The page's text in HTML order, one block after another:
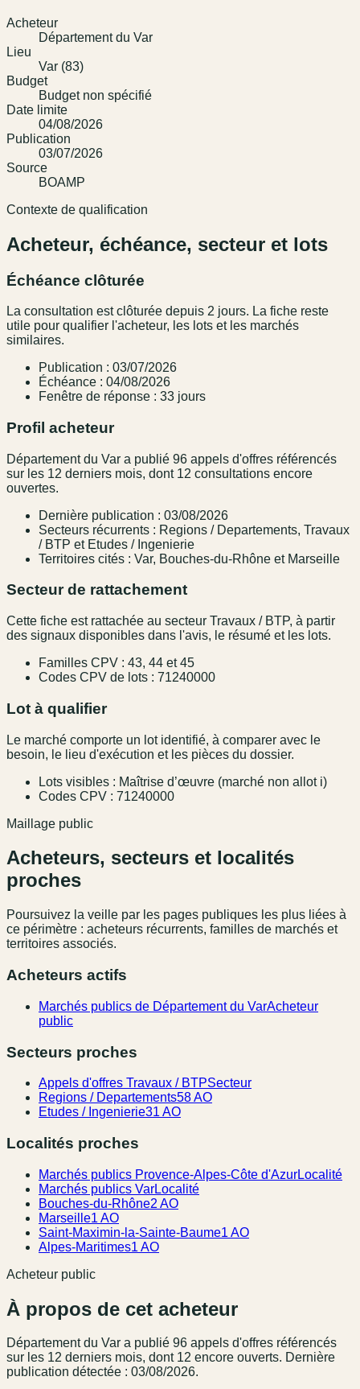
Acheteur
Département du Var
Lieu
Var (83)
Budget
Budget non spécifié
Date limite
04/08/2026
Publication
03/07/2026
Source
BOAMP
Contexte de qualification
Acheteur, échéance, secteur et lots
Échéance clôturée
La consultation est clôturée depuis 2 jours. La fiche reste
utile pour qualifier l'acheteur, les lots et les marchés
similaires.
Publication : 03/07/2026
Échéance : 04/08/2026
Fenêtre de réponse : 33 jours
Profil acheteur
Département du Var a publié 96 appels d'offres référencés
sur les 12 derniers mois, dont 12 consultations encore
ouvertes.
Dernière publication : 03/08/2026
Secteurs récurrents : Regions / Departements, Travaux
/ BTP et Etudes / Ingenierie
Territoires cités : Var, Bouches-du-Rhône et Marseille
Secteur de rattachement
Cette fiche est rattachée au secteur Travaux / BTP, à partir
des signaux disponibles dans l'avis, le résumé et les lots.
Familles CPV : 43, 44 et 45
Codes CPV de lots : 71240000
Lot à qualifier
Le marché comporte un lot identifié, à comparer avec le
besoin, le lieu d'exécution et les pièces du dossier.
Lots visibles : Maîtrise d’œuvre (marché non allot i)
Codes CPV : 71240000
Maillage public
Acheteurs, secteurs et localités
proches
Poursuivez la veille par les pages publiques les plus liées à
ce périmètre : acheteurs récurrents, familles de marchés et
territoires associés.
Acheteurs actifs
Marchés publics de Département du VarAcheteur
public
Secteurs proches
Appels d'offres Travaux / BTPSecteur
Regions / Departements58 AO
Etudes / Ingenierie31 AO
Localités proches
Marchés publics Provence-Alpes-Côte d'AzurLocalité
Marchés publics VarLocalité
Bouches-du-Rhône2 AO
Marseille1 AO
Saint-Maximin-la-Sainte-Baume1 AO
Alpes-Maritimes1 AO
Acheteur public
À propos de cet acheteur
Département du Var a publié 96 appel s d'offres référencés
sur les 12 derniers mois, dont 12 encore ouverts. Dernière
publication détectée : 03/08/2026.